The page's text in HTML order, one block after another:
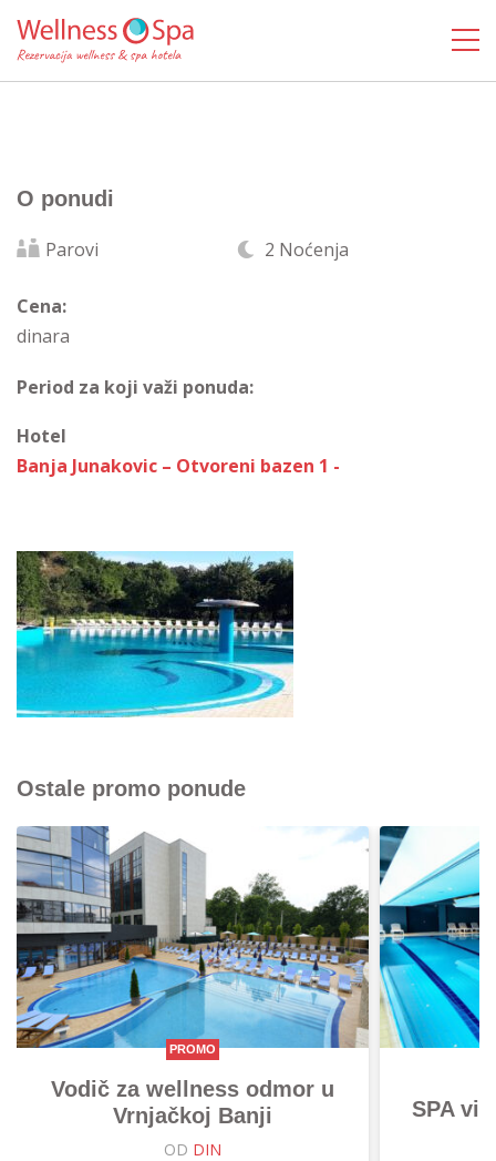
O ponudi
Parovi 2 Noćenja
Cena:
dinara
Period za koji važi ponuda:
Hotel
Banja Junakovic – Otvoreni bazen 1 -
Ostale promo ponude
PROMO
Vodič za wellness odmor u
Vrnjačkoj Banji
OD DIN
SPA